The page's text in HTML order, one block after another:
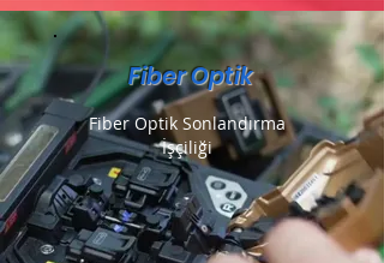
Fiber Optik
Fiber Optik Sonlandırma
İşçiliği